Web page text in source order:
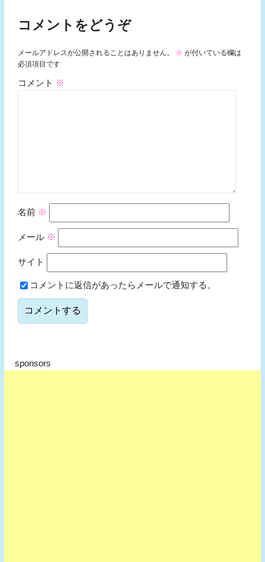
コメントをどうぞ
メールアドレスが公開されることはありません。 ※ が付いている欄は
必須項目です
コメント ※
名前 ※
メール ※
サイト
コメントに返信があったらメールで通知する。
sponsors